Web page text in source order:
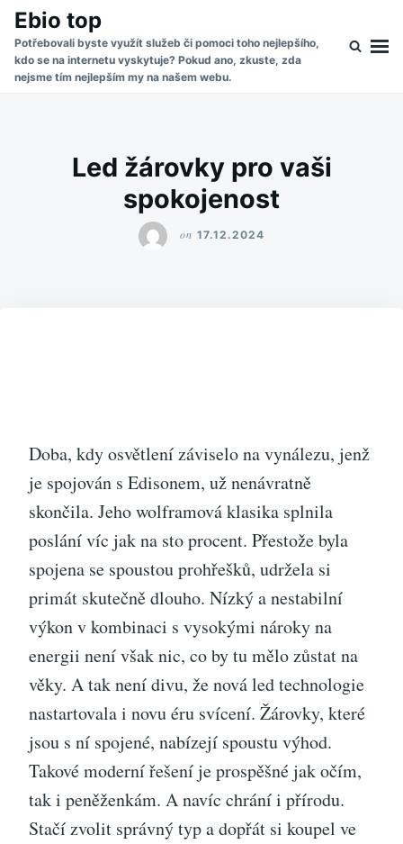
Skip
content
Search
for:
Ebio top
Potřebovali byste využít služeb či pomoci toho nejlepšího,
kdo se na internetu vyskytuje? Pokud ano, zkuste, zda
nejsme tím nejlepším my na našem webu.
Led žárovky pro vaši
spokojenost
on 17.12.2024
Doba, kdy osvětlení záviselo na vynálezu, jenž
je spojován s Edisonem, už nenávratně
skončila. Jeho wolframová klasika splnila
poslání víc jak na sto procent. Přestože byla
spojena se spoustou prohřešků, udržela si
primát skutečně dlouho. Nízký a nestabilní
výkon v kombinaci s vysokými nároky na
energii není však nic, co by tu mělo zůstat na
věky. A tak není divu, že nová led technologie
nastartovala i novu éru svícení. Žárovky, které
jsou s ní spojené, nabízejí spoustu výhod.
Takové moderní řešení je prospěšné jak očím,
tak i peněženkám. A navíc chrání i přírodu.
Stačí zvolit správný typ a dopřát si koupel ve